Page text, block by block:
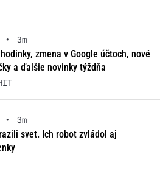
•
3m
zmena v Google účtoch, nové
a ďalšie novinky týždňa
•
3m
svet. Ich robot zvládol aj